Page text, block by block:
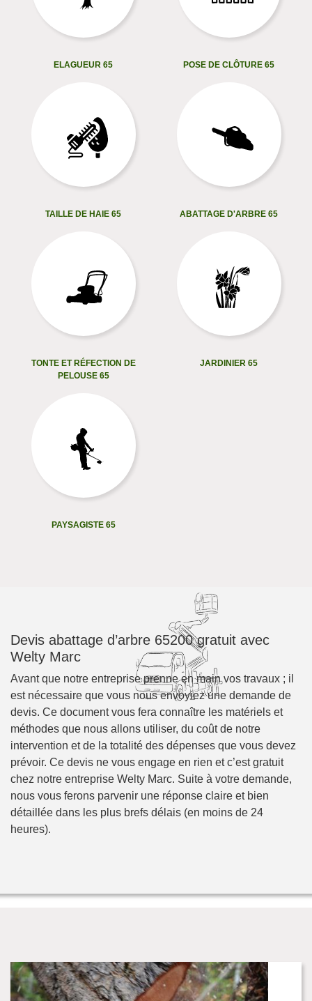
ELAGUEUR 65 POSE DE CLÔTURE 65
TAILLE DE HAIE 65 ABATTAGE D'ARBRE 65
TONTE ET RÉFECTION DE
PELOUSE 65
JARDINIER 65
PAYSAGISTE 65
Devis abattage d’arbre 65200 gratuit avec
Welty Marc
Avant que notre entreprise prenne en main vos travaux ; il
est nécessaire que vous nous envoyiez une demande de
devis. Ce document vous fera connaître les matériels et
méthodes que nous allons utiliser, du coût de notre
intervention et de la totalité des dépenses que vous devez
prévoir. Ce devis ne vous engage en rien et c’est gratuit
chez notre entreprise Welty Marc. Suite à votre demande,
nous vous ferons parvenir une réponse claire et bien
détaillée dans les plus brefs délais (en moins de 24
heures).